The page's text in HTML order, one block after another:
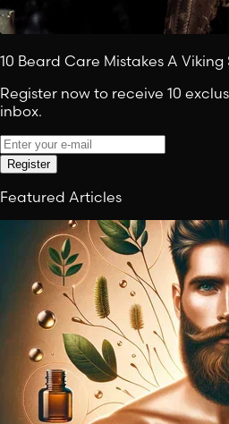
10 Beard Care Mistakes A
Register now to receive 10
inbox.
Register
Featured Articles